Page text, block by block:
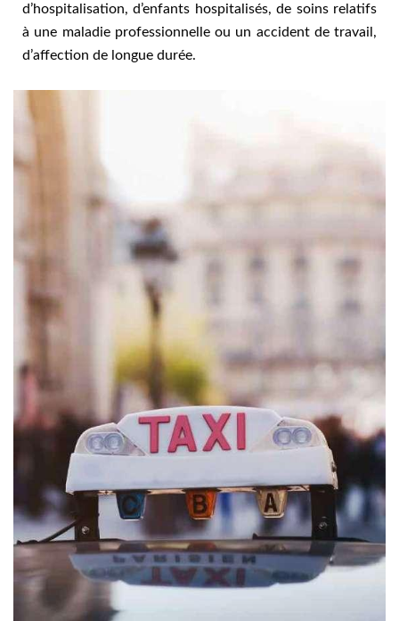
d’hospitalisation, d’enfants hospitalisés, de soins relatifs
à une maladie professionnelle ou un accident de travail,
d’affection de longue durée.